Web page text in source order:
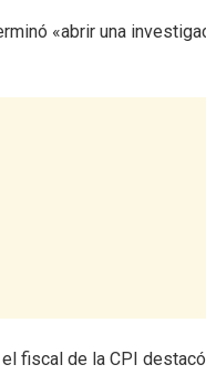
«abrir una
fiscal de la CPI